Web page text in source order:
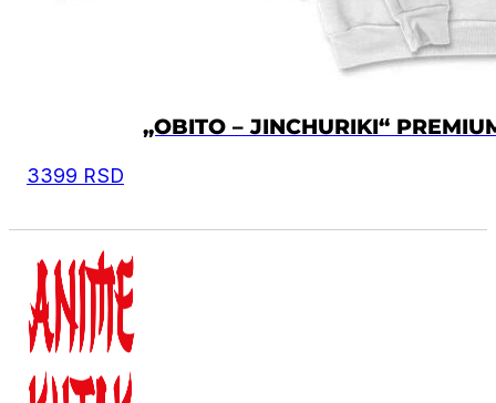
„OBITO – JINCHURIKI“
3399 RSD